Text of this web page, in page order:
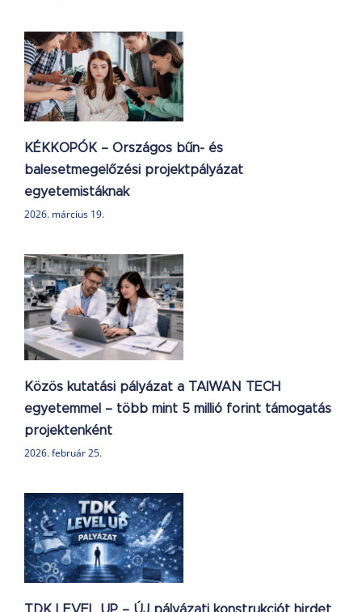
KÉKKOPÓK – Országos bűn- és
balesetmegelőzési projektpályázat
egyetemistáknak
2026. március 19.
Közös kutatási pályázat a TAIWAN TECH
egyetemmel – több mint 5 millió forint támogatás
projektenként
2026. február 25.